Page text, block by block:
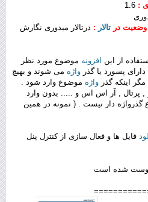
:
وضعیت در تالار : درتالار میدوری نگارش
از این افزونه موضوع مورد نظر
پسورد یا گذر واژه می شوند و بهیچ
اینکه گذر واژه موضوع وارد شود .
پرتال , آر اس اس و ..... بدون وارد
گذرواژه دار نیست . ( نمونه در همین
فایل ها و فعال سازی از کنترل پنل
شده است